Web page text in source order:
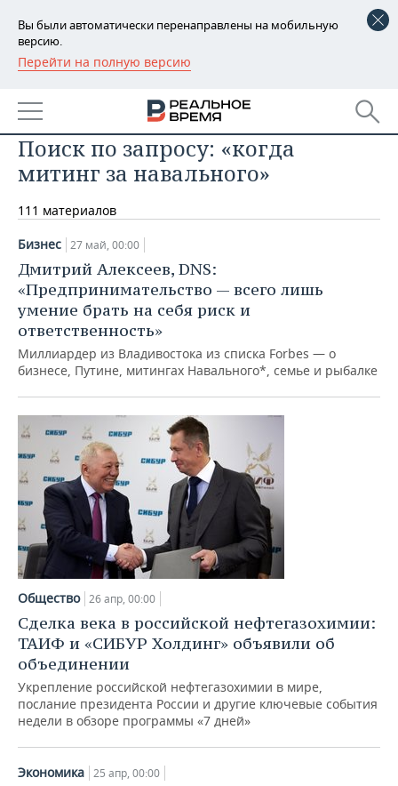
Вы были автоматически перенаправлены на мобильную
версию.
Перейти на полную версию
РЕГИОНЫ
БАШКОРТОСТАН
ТАТАРСТАН
УДМУРТИЯ
НОВОСТИ
АНАЛИТИКА
НОВОСТИ АНАЛИТИКИ
КОРОЛИ ГОСЗАКАЗА ПФО
ВУЗЫ ТАТАРСТАНА
КОМУ ПРИНАДЛЕЖАТ
ТОРГОВЫЕ ЦЕНТРЫ
ТАТАРСТАНА
ЭКОНОМИКА
ФИНАНСЫ
БАНКИ
БЮДЖЕТ
НОВОСТИ
ПРОМЫШЛЕННОСТИ
АГРОПРОМ
МАШИНОСТРОЕНИЕ
ОПК
ЭНЕРГЕТИКА
НЕДВИЖИМОСТЬ
НОВОСТИ НЕДВИЖИМОСТИ
АВТО
НОВОСТИ АВТО
БИЗНЕС
РОЗНИЧНАЯ ТОРГОВЛЯ
ТРАНСПОРТ
УСЛУГИ
НОВОСТИ ТЕХНОЛОГИЙ
IT
МЕДИА
ТЕЛЕКОММУНИКАЦИИ
МЕРОПРИЯТИЯ
НОВОСТИ МЕРОПРИЯТИЙ
ВЫЕЗДНАЯ РЕДАКЦИЯ
БИЗНЕС-БРАНЧИ
ONLINE-КОНФЕРЕНЦИИ
ОТКРЫТАЯ ЛЕКЦИЯ
СПОРТ
НОВОСТИ СПОРТА
ФУТБОЛ
ХОККЕЙ
БАСКЕТБОЛ
ВОЛЕЙБОЛ
КИБЕРСПОРТ
ОБЩЕСТВО
НОВОСТИ ОБЩЕСТВА
ВЛАСТЬ
ИНФРАСТРУКТУРА
ИСТОРИЯ
КУЛЬТУРА
ФОТОГАЛЕРЕЯ
СЮЖЕТЫ
СПРАВОЧНИК
СПИСОК ПЕРСОН
СПИСОК КОМПАНИЙ
ПОЛНАЯ ВЕРСИЯ
Поиск по запросу: «когда
митинг за навального»
111 материалов
Бизнес 27 май, 00:00
Дмитрий Алексеев, DNS:
«Предпринимательство — всего лишь
умение брать на себя риск и
ответственность»
Миллиардер из Владивостока из списка Forbes — о
бизнесе, Путине, митингах Навального*, семье и рыбалке
Общество 26 апр, 00:00
Сделка века в российской нефтегазохимии:
ТАИФ и «СИБУР Холдинг» объявили об
объединении
Укрепление российской нефтегазохимии в мире,
послание президента России и другие ключевые события
недели в обзоре программы «7 дней»
Экономика 25 апр, 00:00